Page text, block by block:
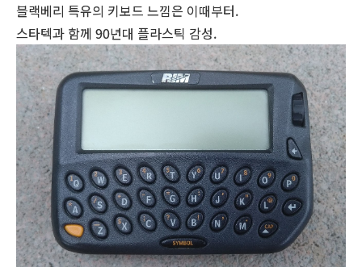
블랙베리 특유의 키보드 느낌은 이때부터.
스타텍과 함께 90년대 플라스틱 감성.